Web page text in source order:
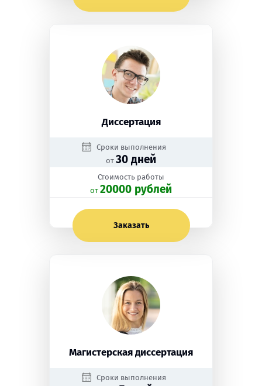
Диссертация
Сроки выполнения
от 30 дней
Стоимость работы
oт 20000 рублей
Заказать
Магистерская диссертация
Сроки выполнения